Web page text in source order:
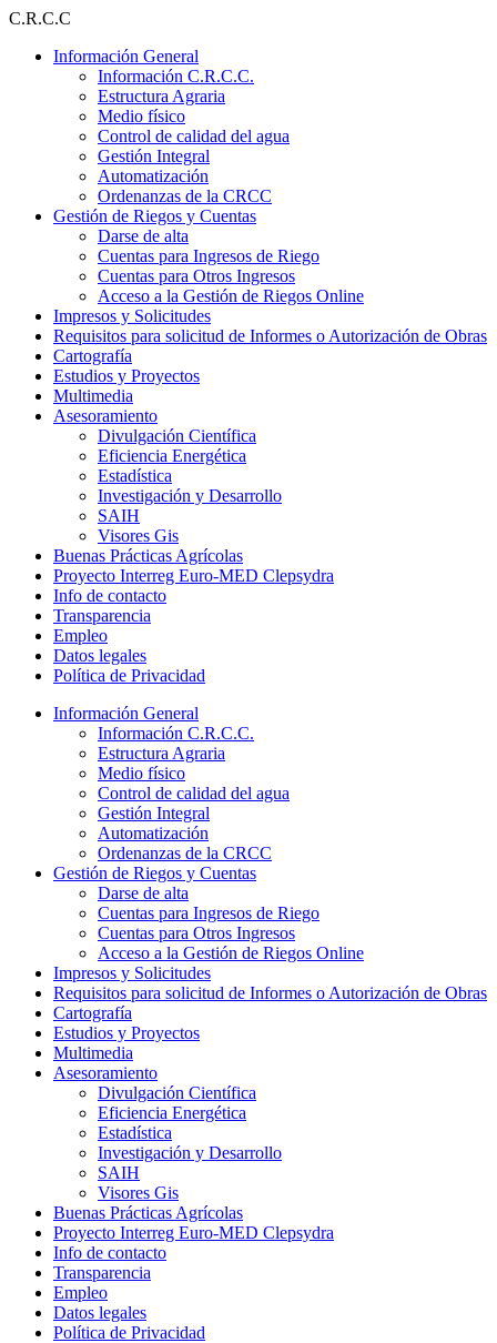
Ir
contenido
C.R.C.C
Información General
Información C.R.C.C.
Estructura Agraria
Medio físico
Control de calidad del agua
Gestión Integral
Automatización
Ordenanzas de la CRCC
Gestión de Riegos y Cuentas
Darse de alta
Cuentas para Ingresos de Riego
Cuentas para Otros Ingresos
Acceso a la Gestión de Riegos Online
Impresos y Solicitudes
Requisitos para solicitud de Informes o Autorización de Obras
Cartografía
Estudios y Proyectos
Multimedia
Asesoramiento
Divulgación Científica
Eficiencia Energética
Estadística
Investigación y Desarrollo
SAIH
Visores Gis
Buenas Prácticas Agrícolas
Proyecto Interreg Euro-MED Clepsydra
Info de contacto
Transparencia
Empleo
Datos legales
Política de Privacidad
Información General
Información C.R.C.C.
Estructura Agraria
Medio físico
Control de calidad del agua
Gestión Integral
Automatización
Ordenanzas de la CRCC
Gestión de Riegos y Cuentas
Darse de alta
Cuentas para Ingresos de Riego
Cuentas para Otros Ingresos
Acceso a la Gestión de Riegos Online
Impresos y Solicitudes
Requisitos para solicitud de Informes o Autorización de Obras
Cartografía
Estudios y Proyectos
Multimedia
Asesoramiento
Divulgación Científica
Eficiencia Energética
Estadística
Investigación y Desarrollo
SAIH
Visores Gis
Buenas Prácticas Agrícolas
Proyecto Interreg Euro-MED Clepsydra
Info de contacto
Transparencia
Empleo
Datos legales
Política de Privacidad